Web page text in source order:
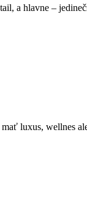
a hlavne –
luxus, wellnes